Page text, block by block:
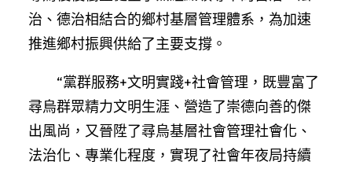
治、德治相結合的鄉村基層管理體系，為加速
推進鄉村振興供給了主要支撐。
“黨群服務+文明實踐+社會管理，既豐富了
尋烏群眾精力文明生涯、營造了崇德向善的傑
出風尚，又晉陞了尋烏基層社會管理社會化、
法治化、專業化程度，實現了社會年夜局持續